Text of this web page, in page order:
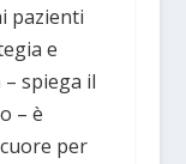
pazienti
e
spiega il
– è
per